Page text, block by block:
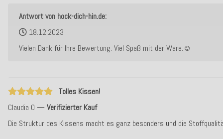
Antwort von hock-dich-hin.de:
18.12.2023
Vielen Dank für Ihre Bewertung. Viel Spaß mit der Ware.☺️
Tolles Kissen!
Claudia O
Verifizierter Kauf
Die Struktur des Kissens macht es ganz besonders und die